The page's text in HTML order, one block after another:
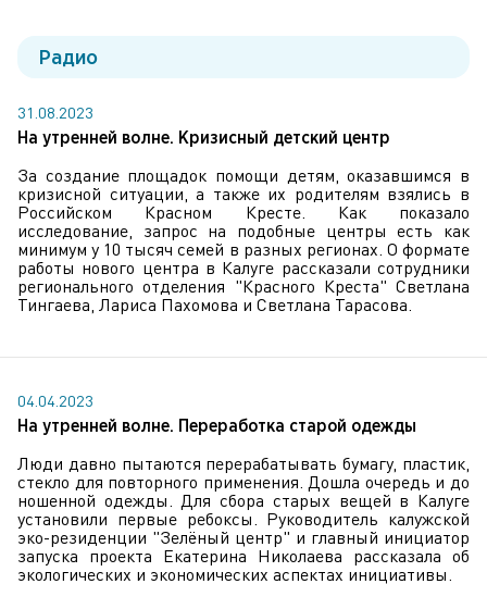
Радио
31.08.2023
На утренней волне. Кризисный детский центр
За создание площадок помощи детям, оказавшимся в
кризисной ситуации, а также их родителям взялись в
Российском Красном Кресте. Как показало
исследование, запрос на подобные центры есть как
минимум у 10 тысяч семей в разных регионах. О формате
работы нового центра в Калуге рассказали сотрудники
регионального отделения "Красного Креста" Светлана
Тингаева, Лариса Пахомова и Светлана Тарасова.
04.04.2023
На утренней волне. Переработка старой одежды
Люди давно пытаются перерабатывать бумагу, пластик,
стекло для повторного применения. Дошла очередь и до
ношенной одежды. Для сбора старых вещей в Калуге
установили первые ребоксы. Руководитель калужской
эко-резиденции "Зелёный центр" и главный инициатор
запуска проекта Екатерина Николаева рассказала об
экологических и экономических аспектах инициативы.